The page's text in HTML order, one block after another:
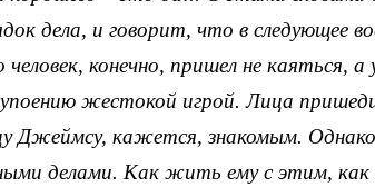
дела, и говорит, что в следующее
человек, конечно, пришел не каяться,
жестокой игрой. Лица
Джеймсу, кажется, знакомым.
делами. Как жить ему с этим,